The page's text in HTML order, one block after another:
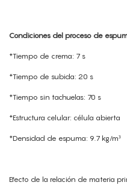
Condiciones del proceso de
*Tiempo de crema: 7 s
*Tiempo de subida: 20 s
*Tiempo sin tachuelas: 70 s
*Estructura celular: célula abierta
*Densidad de espuma: 9.7 kg/m³
Efecto de la relación de materia